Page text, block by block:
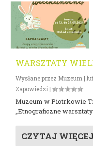
WARSZTATY
Wysłane przez Muzeum |
Zapowiedzi |
Muzeum w Piotrkowie
„Etnograficzne
CZYTAJ WIĘCEJ